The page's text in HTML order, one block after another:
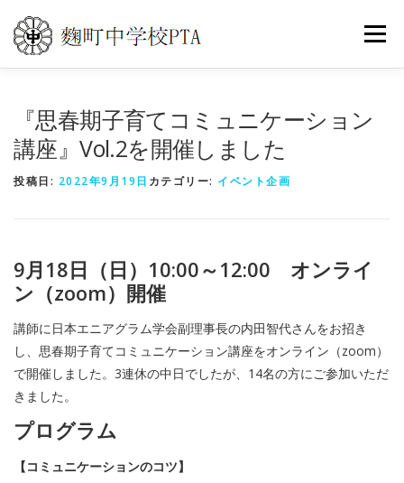
メニュ
『思春期子育てコミュニケーション
講座』Vol.2を開催しました
投稿日: 2022年9月19日 カテゴリー: イベント企画
9月18日（日）10:00～12:00 オンライ
ン（zoom）開催
講師に日本エニアグラム学会副理事長の内田智代さんをお招き
し、思春期子育てコミュニケーション講座をオンライン（zoom）
で開催しました。3連休の中日でしたが、14名の方にご参加いただ
きました。
プログラム
【コミュニケーションのコツ】